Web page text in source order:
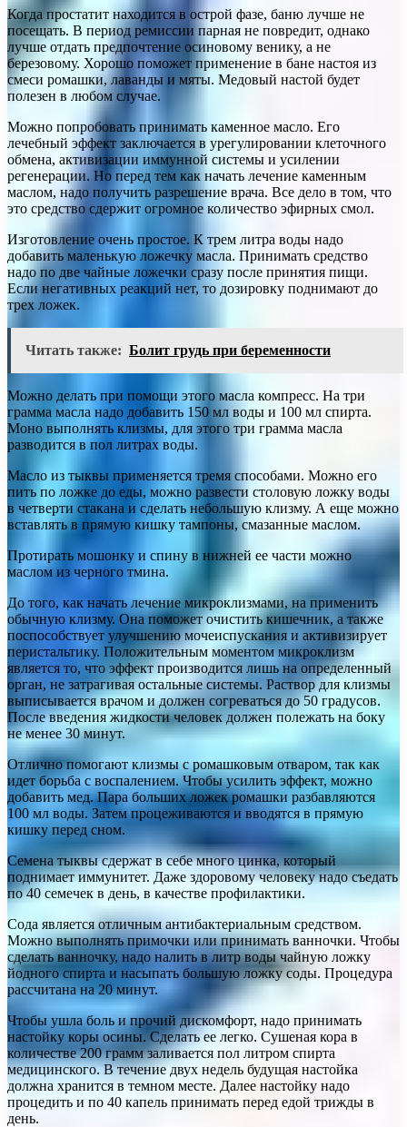
Когда простатит находится в острой фазе, баню лучше не
посещать. В период ремиссии парная не повредит, однако
лучше отдать предпочтение осиновому венику, а не
березовому. Хорошо поможет применение в бане настоя из
смеси ромашки, лаванды и мяты. Медовый настой будет
полезен в любом случае.
Можно попробовать принимать каменное масло. Его
лечебный эффект заключается в урегулировании клеточного
обмена, активизации иммунной системы и усилении
регенерации. Но перед тем как начать лечение каменным
маслом, надо получить разрешение врача. Все дело в том, что
это средство сдержит огромное количество эфирных смол.
Изготовление очень простое. К трем литра воды надо
добавить маленькую ложечку масла. Принимать средство
надо по две чайные ложечки сразу после принятия пищи.
Если негативных реакций нет, то дозировку поднимают до
трех ложек.
Читать также: Болит грудь при беременности
Можно делать при помощи этого масла компресс. На три
грамма масла надо добавить 150 мл воды и 100 мл спирта.
Моно выполнять клизмы, для этого три грамма масла
разводится в пол литрах воды.
Масло из тыквы применяется тремя способами. Можно его
пить по ложке до еды, можно развести столовую ложку воды
в четверти стакана и сделать небольшую клизму. А еще можно
вставлять в прямую кишку тампоны, смазанные маслом.
Протирать мошонку и спину в нижней ее части можно
маслом из черного тмина.
До того, как начать лечение микроклизмами, на применить
обычную клизму. Она поможет очистить кишечник, а также
поспособствует улучшению мочеиспускания и активизирует
перистальтику. Положительным моментом микроклизм
является то, что эффект производится лишь на определенный
орган, не затрагивая остальные системы. Раствор для клизмы
выписывается врачом и должен согреваться до 50 градусов.
После введения жидкости человек должен полежать на боку
не менее 30 минут.
Отлично помогают клизмы с ромашковым отваром, так как
идет борьба с воспалением. Чтобы усилить эффект, можно
добавить мед. Пара больших ложек ромашки разбавляются
100 мл воды. Затем процеживаются и вводятся в прямую
кишку перед сном.
Семена тыквы сдержат в себе много цинка, который
поднимает иммунитет. Даже здоровому человеку надо съедать
по 40 семечек в день, в качестве профилактики.
Сода является отличным антибактериальным средством.
Можно выполнять примочки или принимать ванночки. Чтобы
сделать ванночку, надо налить в литр воды чайную ложку
йодного спирта и насыпать большую ложку соды. Процедура
рассчитана на 20 минут.
Чтобы ушла боль и прочий дискомфорт, надо принимать
настойку коры осины. Сделать ее легко. Сушеная кора в
количестве 200 грамм заливается пол литром спирта
медицинского. В течение двух недель будущая настойка
должна хранится в темном месте. Далее настойку надо
процедить и по 40 капель принимать перед едой трижды в
день.